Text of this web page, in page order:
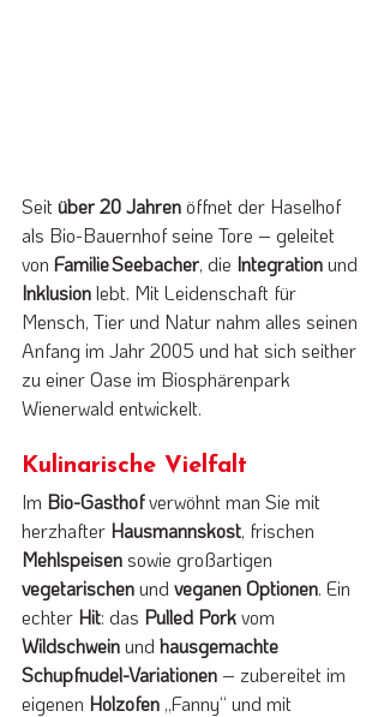
Seit über 20 Jahren öffnet der Haselhof
als Bio-Bauernhof seine Tore – geleitet
von Familie Seebacher, die Integration und
Inklusion lebt. Mit Leidenschaft für
Mensch, Tier und Natur nahm alles seinen
Anfang im Jahr 2005 und hat sich seither
zu einer Oase im Biosphärenpark
Wienerwald entwickelt.
Kulinarische Vielfalt
Im Bio-Gasthof verwöhnt man Sie mit
herzhafter Hausmannskost, frischen
Mehlspeisen sowie großartigen
vegetarischen und veganen Optionen. Ein
echter Hit: das Pulled Pork vom
Wildschwein und hausgemachte
Schupfnudel-Variationen – zubereitet im
eigenen Holzofen „Fanny“ und mit